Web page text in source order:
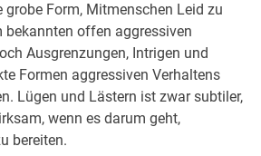
grobe Form, Mitmenschen Leid zu
bekannten offen aggressiven
Ausgrenzungen, Intrigen und
Formen aggressiven Verhaltens
Lügen und Lästern ist zwar subtiler,
wenn es darum geht,
bereiten.